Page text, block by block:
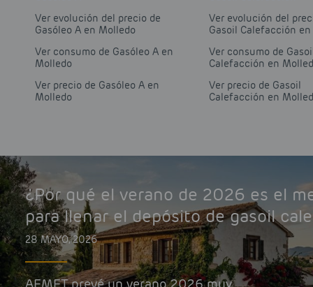
Ver evolución del precio de
Gasóleo A en Molledo
Ver consumo de Gasóleo A en
Molledo
Ver precio de Gasóleo A en
Molledo
Ver evolución del
Gasoil Calefacción
Ver consumo de
Calefacción en
Ver precio de Gasoil
Calefacción en
¿Por qué el verano de 2026 es el
para llenar el depósito de gasoil
28 MAYO, 2026